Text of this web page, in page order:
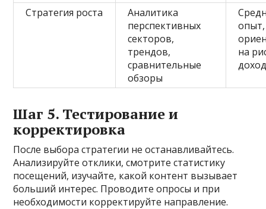
Стратегия роста
Аналитика
перспективных
секторов,
трендов,
сравнительные
обзоры
на
Шаг 5. Тестирование и
корректировка
После выбора стратегии не останавливайтесь.
Анализируйте отклики, смотрите статистику
посещений, изучайте, какой контент вызывает
больший интерес. Проводите опросы и при
необходимости корректируйте направление.